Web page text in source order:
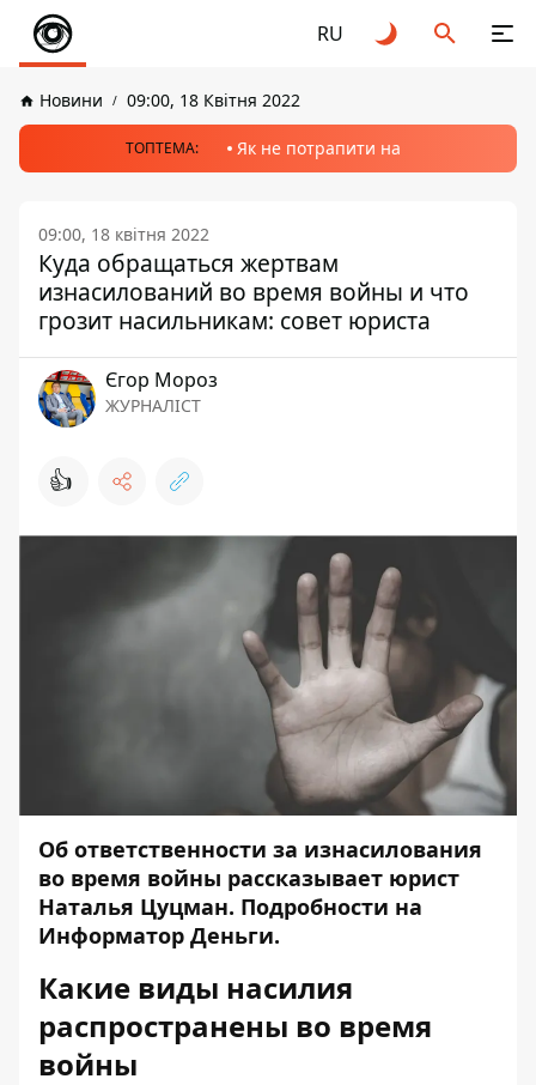
RU
Новини 09:00, 18 Квітня 2022
ТОПТЕМА: Як не потрапити на
09:00, 18 квітня 2022
Куда обращаться жертвам
изнасилований во время войны и что
грозит насильникам: совет юриста
Єгор Мороз
ЖУРНАЛІСТ
👍
Об ответственности за изнасилования
во время войны рассказывает юрист
Наталья Цуцман. Подробности на
Информатор Деньги.
Какие виды насилия
распространены во время
войны